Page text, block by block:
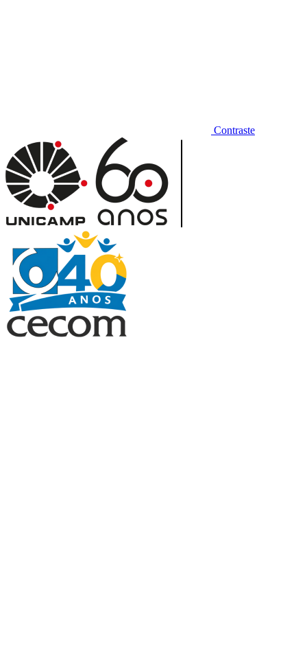
Contraste